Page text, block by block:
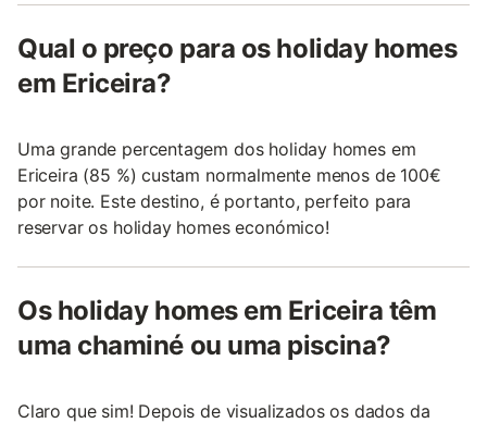
Qual o preço para os holiday homes
em Ericeira?
Uma grande percentagem dos holiday homes em
Ericeira (85 %) custam normalmente menos de 100€
por noite. Este destino, é portanto, perfeito para
reservar os holiday homes económico!
Os holiday homes em Ericeira têm
uma chaminé ou uma piscina?
Claro que sim! Depois de visualizados os dados da